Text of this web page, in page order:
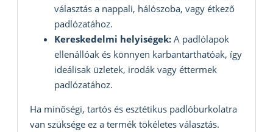
választás a nappali, hálószoba, vagy étkező
padlózatához.
Kereskedelmi helyiségek: A padlólapok
ellenállóak és könnyen karbantarthatóak, így
ideálisak üzletek, irodák vagy éttermek
padlózatához.
Ha minőségi, tartós és esztétikus padlóburkolatra
van szüksége ez a termék tökéletes választás.